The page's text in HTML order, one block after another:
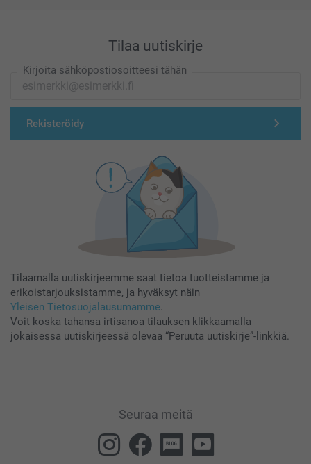
Tilaa uutiskirje
Kirjoita sähköpostiosoitteesi tähän
Rekisteröidy
Tilaamalla uutiskirjeemme saat tietoa tuotteistamme ja
erikoistarjouksistamme, ja hyväksyt näin
Yleisen Tietosuojalausumamme.
Voit koska tahansa irtisanoa tilauksen klikkaamalla
jokaisessa uutiskirjeessä olevaa “Peruuta uutiskirje”-linkkiä.
Seuraa meitä